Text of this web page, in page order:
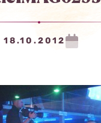
18.10.2012